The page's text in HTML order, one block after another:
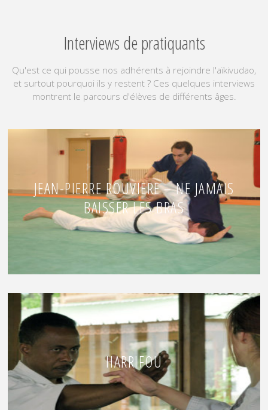
Interviews de pratiquants
Qu'est ce qui pousse nos adhérents à rejoindre l'aïkivudao,
et surtout pourquoi ils y restent ? Ces quelques interviews
montrent le parcours d'élèves de différents âges.
JEAN-PIERRE ROUVIERE – NE JAMAIS
BAISSER LES BRAS
HARRIFOU